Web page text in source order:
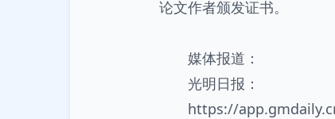
论文作者颁发证书。
媒体报道：
光明日报：
https://